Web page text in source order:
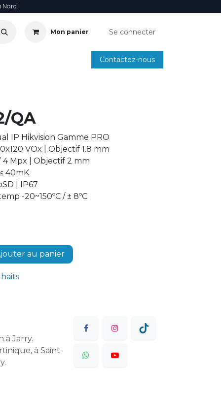
Nord
Mon panier Se connecter
ANNUAIRE INSTALLATEURS SMARTPHONE
Contactez-nous
QA
IP Hikvision Gamme PRO
VOx | Objectif 1.8 mm
4 Mpx | Objectif 2 mm
40mK
| IP67
-20~150ºC / ± 8ºC
au panier
à Jarry.
à Saint-